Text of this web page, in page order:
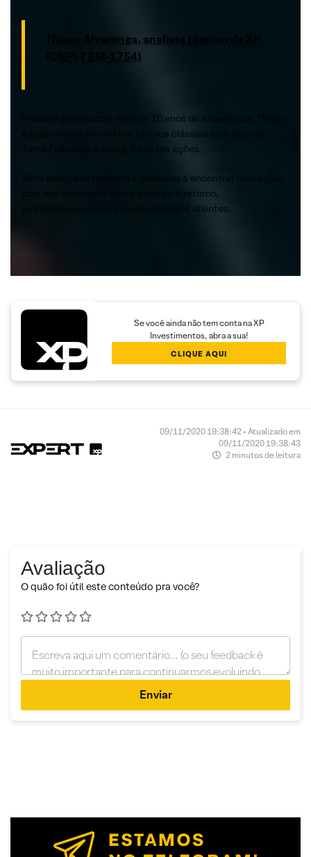
Thiago Alvarenga, analista técnico da XP
(CNPI-T EM-1754)
Analista gráfico com mais de 10 anos de experiência, Thiago
é especialista em análise técnica clássica com foco em
Trend Following e Swing Trade em ações.
Além disso, seu trabalho é dedicado a encontrar operações
com boa assimetria entre o risco e o retorno,
proporcionando maior rendimento aos clientes.
Se você ainda não tem conta na XP
Investimentos, abra a sua!
CLIQUE AQUI
09/11/2020 19:38:42 • Atualizado em
09/11/2020 19:38:43
2 minutos de leitura
Avaliação
O quão foi útil este conteúdo pra você?
Enviar